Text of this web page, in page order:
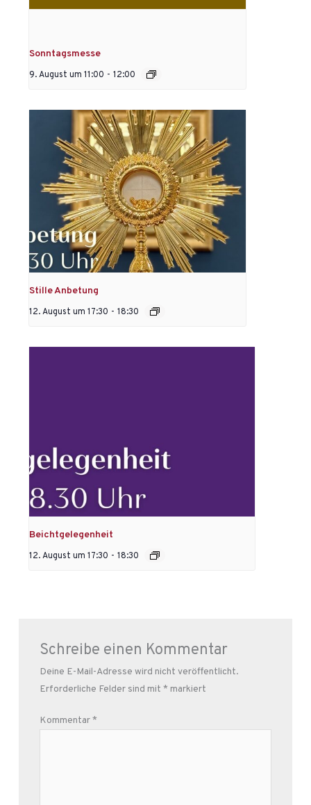
Sonntagsmesse
9. August um 11:00 - 12:00
Stille Anbetung
12. August um 17:30 - 18:30
Beichtgelegenheit
12. August um 17:30 - 18:30
Schreibe einen Kommentar
Deine E-Mail-Adresse wird nicht veröffentlicht.
Erforderliche Felder sind mit * markiert
Kommentar*